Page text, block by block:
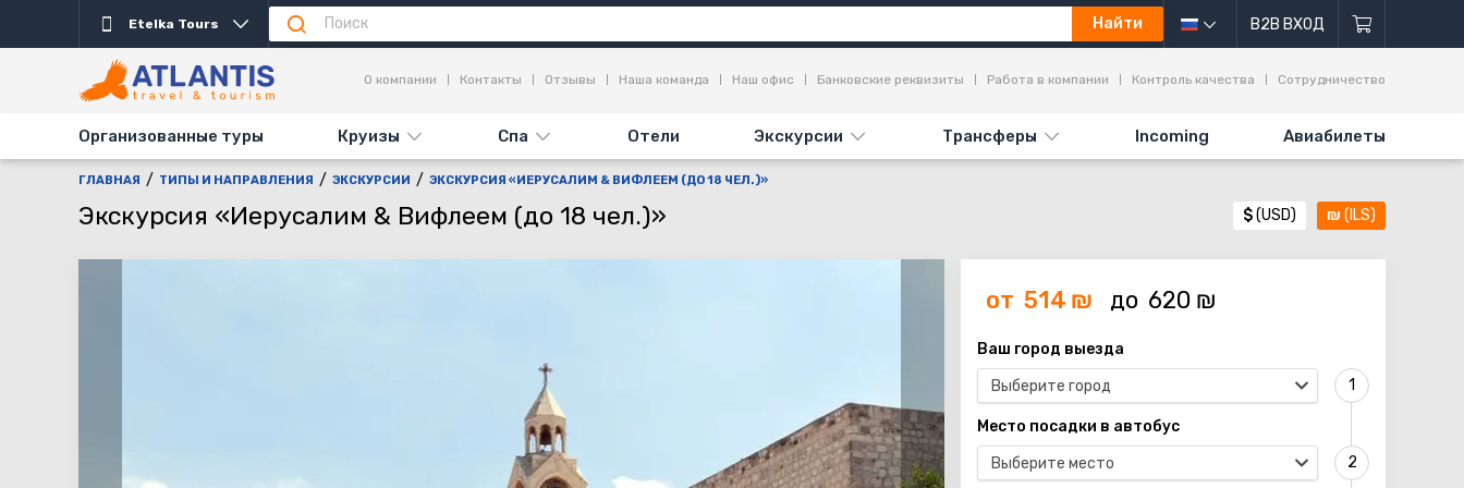
Etelka Tours Найти B2B ВХОД
Организованные туры Круизы Спа Отели Экскурсии Трансферы Incoming Авиабилеты
О компании Контакты Отзывы Наша команда Наш офис Банковские реквизиты Работа в компании Контроль качества Сотрудничество
ГЛАВНАЯ ТИПЫ И НАПРАВЛЕНИЯ ЭКСКУРСИИ ЭКСКУРСИЯ «ИЕРУСАЛИМ & ВИФЛЕЕМ (ДО 18 ЧЕЛ.)»
Экскурсия «Иерусалим & Вифлеем (до 18 чел.)» $(USD) ₪ (ILS)
Описание Важно Дни выезда Информация Достопримечательности Отзывы
от 514 ₪ до 620 ₪
Ваш город выезда
Выберите город
Место посадки в автобус
Выберите место